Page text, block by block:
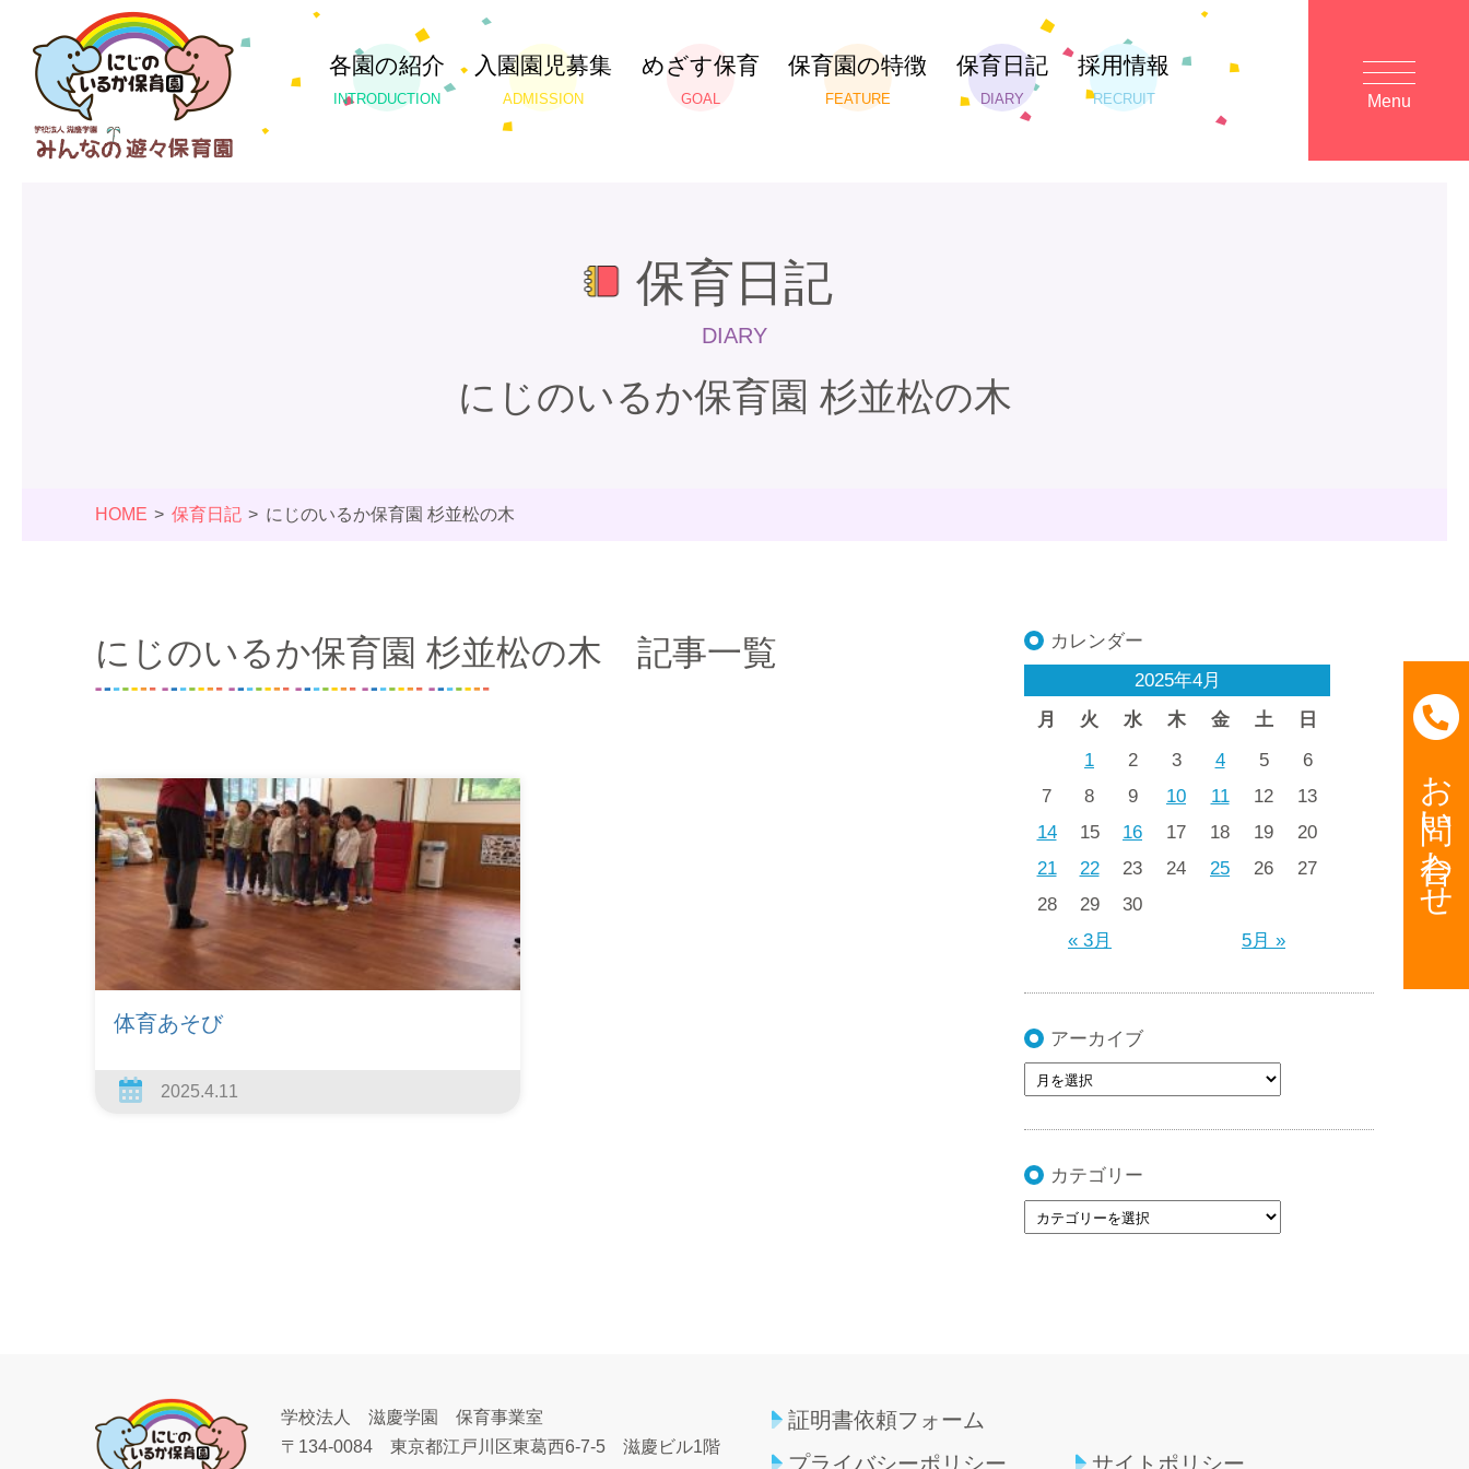
各園の紹介
INTRODUCTION
入園園児募集
ADMISSION
めざす保育
GOAL
保育園の特徴
FEATURE
保育日記
DIARY
採用情報
RECRUIT Menu
保育日記
DIARY
にじのいるか保育園 杉並松の木
HOME 保育日記 にじのいるか保育園 杉並松の木
にじのいるか保育園 杉並松の木 記事一覧
体育あそび
2025.4.11
カレンダー
2025年4月
月
火 水 木 金 土 日
« 3月 5月 »
1 2 3 4 5
6
7
8 9 10 11 12
13
14
15 16 17 18 19
20
21
22 23 24 25 26
27
28
29 30
アーカイブ
カテゴリー
お問い合わせ
学校法人 滋慶学園 保育事業室
〒134-0084 東京都江戸川区東葛西6-7-5 滋慶ビル1階
証明書依頼フォーム
プライバシーポリシー
サイトポリシー